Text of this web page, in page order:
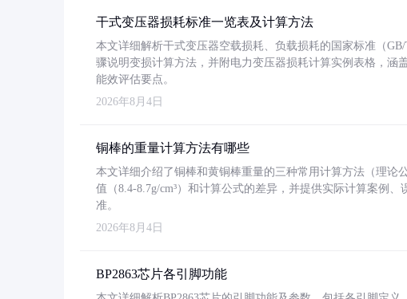
干式变压器损耗标准一览表及计算方法
本文详细解析干式变压器空载损耗、负载损耗的国家标准（
骤说明变损计算方法，并附电力变压器损耗计算实例表格，涵
能效评估要点。
2026年8月4日
铜棒的重量计算方法有哪些
本文详细介绍了铜棒和黄铜棒重量的三种常用计算方法（理论
值（8.4-8.7g/cm³）和计算公式的差异，并提供实际计算案例
准。
2026年8月4日
BP2863芯片各引脚功能